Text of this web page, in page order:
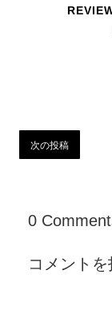
次の投稿
0
コメントを